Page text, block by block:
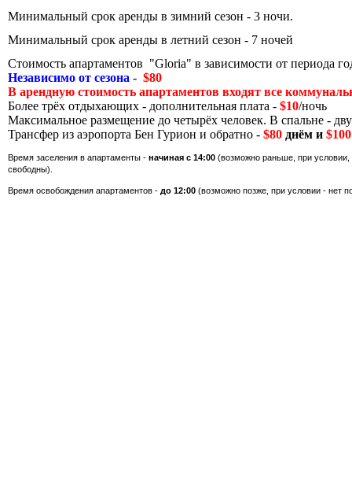
Минимальный срок аренды в зимний сезон - 3 ночи.
Минимальный срок аренды в летний сезон - 7 ночей
Стоимость апартаментов "Gloria" в зависимости от периода
Независимо от сезона - $80
В арендную стоимость апартаментов входят все
Более трёх отдыхающих - дополнительная плата - $10/ночь
Максимальное размещение до четырёх человек. В спальне -
Трансфер из аэропорта Бен Гурион и обратно - $80 днём и
Время заселения в апартаменты - начиная с 14:00 (возможно раньше, при
Время освобождения апартаментов - до 12:00 (возможно позже, при условии - нет